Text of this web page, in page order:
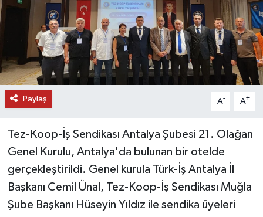
Paylaş A- A+
Tez-Koop-İş Sendikası Antalya Şubesi 21. Olağan
Genel Kurulu, Antalya'da bulunan bir otelde
gerçekleştirildi. Genel kurula Türk-İş Antalya İl
Başkanı Cemil Ünal, Tez-Koop-İş Sendikası Muğla
Şube Başkanı Hüseyin Yıldız ile sendika üyeleri
RÖPORTAJ
VİDEO HABERLER
YAZARLAR